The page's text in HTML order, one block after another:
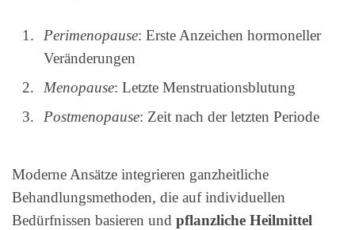
Perimenopause: Erste Anzeichen hormoneller
Veränderungen
Menopause: Letzte Menstruationsblutung
Postmenopause: Zeit nach der letzten Periode
Moderne Ansätze integrieren ganzheitliche
Behandlungsmethoden, die auf individuellen
Bedürfnissen basieren und pflanzliche Heilmittel